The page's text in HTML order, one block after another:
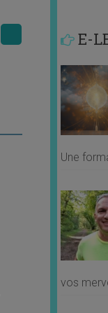
E-
Une
vos